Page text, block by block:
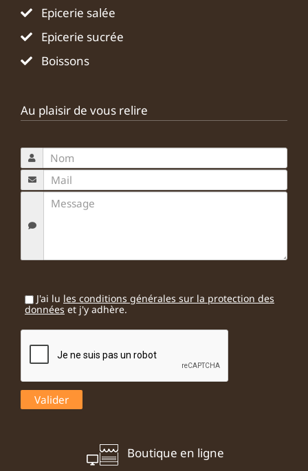
Epicerie salée
Epicerie sucrée
Boissons
Au plaisir de vous relire
J'ai lu les conditions générales sur la protection des
données et j'y adhère.
Boutique en ligne